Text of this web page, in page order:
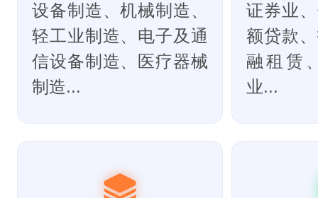
设备制造、机械制造、
轻工业制造、电子及通
信设备制造、医疗器械
制造...
证券业
额贷款
融租赁
业...